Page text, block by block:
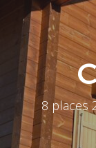
8 places